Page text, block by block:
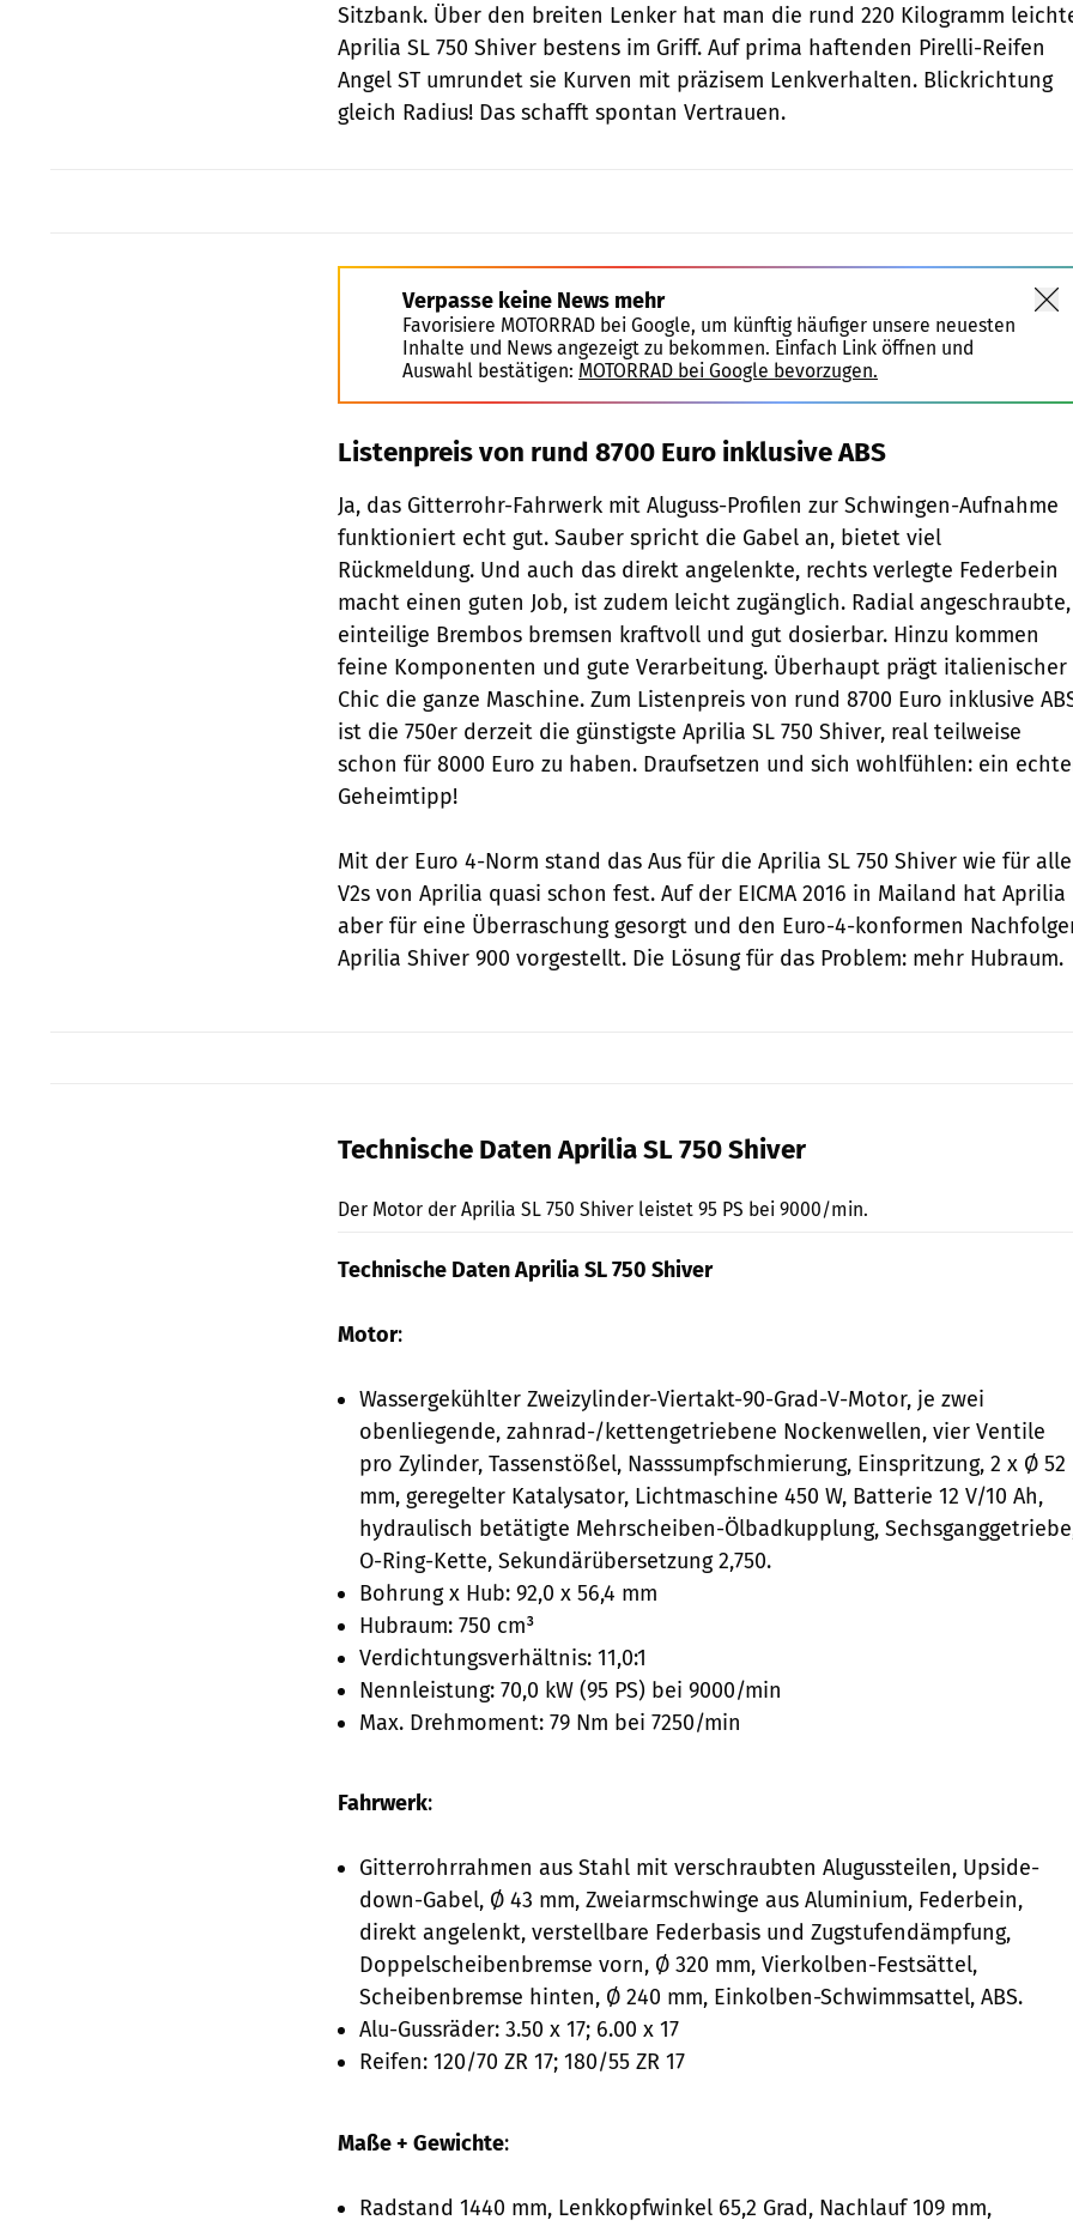
Sitzbank. Über den breiten Lenker hat man die rund 220 Kilogramm
Aprilia SL 750 Shiver bestens im Griff. Auf prima haftenden Pirelli-Reifen
Angel ST umrundet sie Kurven mit präzisem Lenkverhalten. Blickrichtung
gleich Radius! Das schafft spontan Vertrauen.
Verpasse keine News mehr
Favorisiere MOTORRAD bei Google, um künftig häufiger unsere neuesten
Inhalte und News angezeigt zu bekommen. Einfach Link öffnen und
Auswahl bestätigen: MOTORRAD bei Google bevorzugen.
Listenpreis von rund 8700 Euro inklusive ABS
Ja, das Gitterrohr-Fahrwerk mit Aluguss-Profilen zur Schwingen-Aufnahme
funktioniert echt gut. Sauber spricht die Gabel an, bietet viel
Rückmeldung. Und auch das direkt angelenkte, rechts verlegte Federbein
macht einen guten Job, ist zudem leicht zugänglich. Radial angeschraubte,
einteilige Brembos bremsen kraftvoll und gut dosierbar. Hinzu kommen
feine Komponenten und gute Verarbeitung. Überhaupt prägt italienischer
Chic die ganze Maschine. Zum Listenpreis von rund 8700 Euro inklusive
ist die 750er derzeit die günstigste Aprilia SL 750 Shiver, real teilweise
schon für 8000 Euro zu haben. Draufsetzen und sich wohlfühlen: ein
Geheimtipp!
Mit der Euro 4-Norm stand das Aus für die Aprilia SL 750 Shiver wie für alle
V2s von Aprilia quasi schon fest. Auf der EICMA 2016 in Mailand hat Aprilia
aber für eine Überraschung gesorgt und den Euro-4-konformen
Aprilia Shiver 900 vorgestellt. Die Lösung für das Problem: mehr Hubraum.
Technische Daten Aprilia SL 750 Shiver
Der Motor der Aprilia SL 750 Shiver leistet 95 PS bei 9000/min.
Technische Daten Aprilia SL 750 Shiver
Motor:
Wassergekühlter Zweizylinder-Viertakt-90-Grad-V-Motor, je zwei
obenliegende, zahnrad-/kettengetriebene Nockenwellen, vier Ventile
pro Zylinder, Tassenstößel, Nasssumpfschmierung, Einspritzung, 2 x Ø 52
mm, geregelter Katalysator, Lichtmaschine 450 W, Batterie 12 V/10 Ah,
hydraulisch betätigte Mehrscheiben-Ölbadkupplung,
O-Ring-Kette, Sekundärübersetzung 2,750.
Bohrung x Hub: 92,0 x 56,4 mm
Hubraum: 750 cm³
Verdichtungsverhältnis: 11,0:1
Nennleistung: 70,0 kW (95 PS) bei 9000/min
Max. Drehmoment: 79 Nm bei 7250/min
Fahrwerk:
Gitterrohrrahmen aus Stahl mit verschraubten Alugussteilen, Upside-
down-Gabel, Ø 43 mm, Zweiarmschwinge aus Aluminium, Federbein,
direkt angelenkt, verstellbare Federbasis und Zugstufendämpfung,
Doppelscheibenbremse vorn, Ø 320 mm, Vierkolben-Festsättel,
Scheibenbremse hinten, Ø 240 mm, Einkolben-Schwimmsattel, ABS.
Alu-Gussräder: 3.50 x 17; 6.00 x 17
Reifen: 120/70 ZR 17; 180/55 ZR 17
Maße + Gewichte:
Radstand 1440 mm, Lenkkopfwinkel 65,2 Grad, Nachlauf 109 mm,